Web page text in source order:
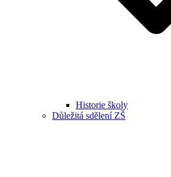
Historie školy
Důležitá sdělení ZŠ